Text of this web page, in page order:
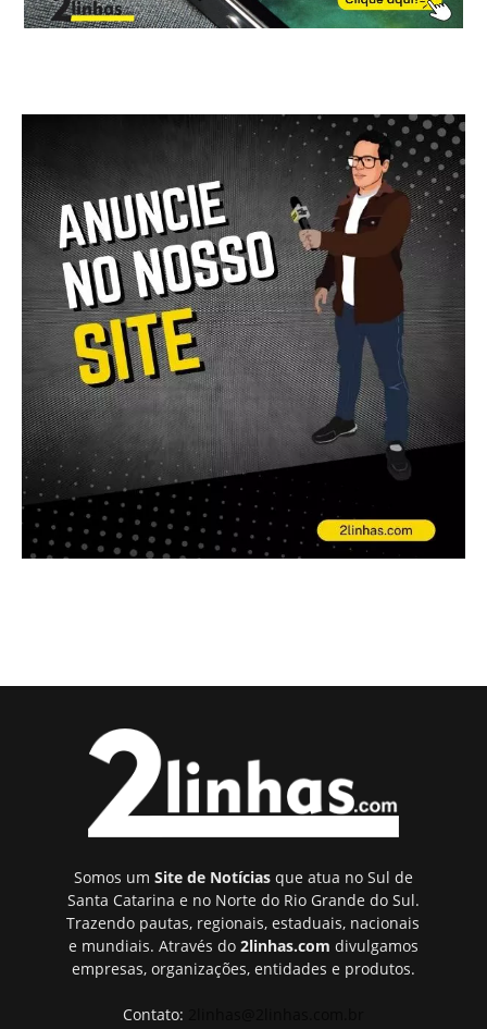
Somos um Site de Notíciasque atua no Sul de
Santa Catarina e no Norte do Rio Grande do Sul.
Trazendo pautas, regionais, estaduais, nacionais
e mundiais. Através do 2linhas.com divulgamos
empresas, organizações, entidades e produtos.
Contato: